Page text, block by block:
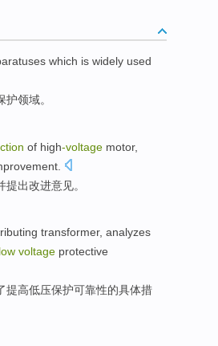
which is widely used
护领域。
of high-voltage motor,
提出改进意见。
transformer, analyzes
low voltage protective
提高低压保护可靠性的具体措